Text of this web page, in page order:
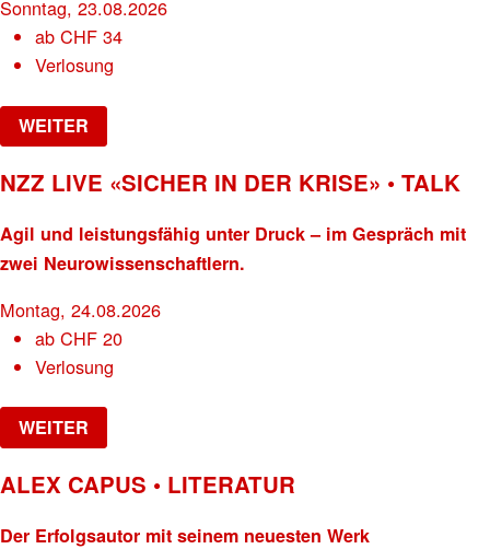
Sonntag, 23.08.2026
abCHF 34
Verlosung
WEITER
NZZ LIVE «SICHER IN DER KRISE» • TALK
Agil und leistungsfähig unter Druck – im Gespräch mit
zwei Neurowissenschaftlern.
Montag, 24.08.2026
abCHF 20
Verlosung
WEITER
ALEX CAPUS • LITERATUR
Der Erfolgsautor mit seinem neuesten Werk